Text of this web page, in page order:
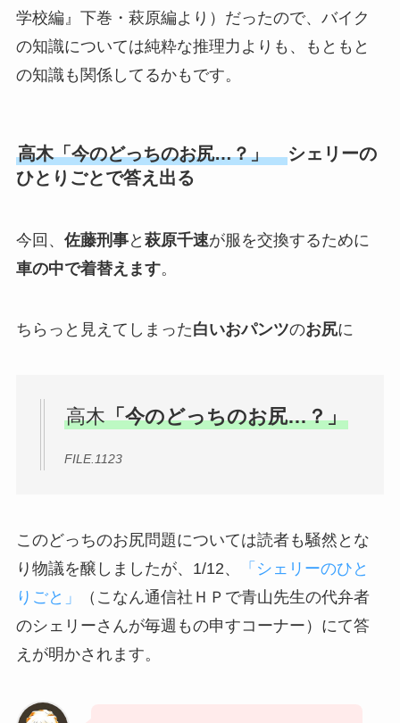
学校編』下巻・萩原編より）だったので、バイク
の知識については純粋な推理力よりも、もともと
の知識も関係してるかもです。
高木「今のどっちのお尻…？」
シェリーの
ひとりごとで答え出る
今回、 佐藤刑事と 萩原千速が服を交換するために
車の中で着替えます。
ちらっと見えてしまった白いおパンツのお尻に
高木「今のどっちのお尻…？」
FILE.1123
このどっちのお尻問題については読者も騒然とな
り物議を醸しましたが、1/12、
「シェリーのひと
りごと」
（こなん通信社ＨＰで青山先生の代弁者
のシェリーさんが毎週もの申すコーナー）にて答
えが明かされます。